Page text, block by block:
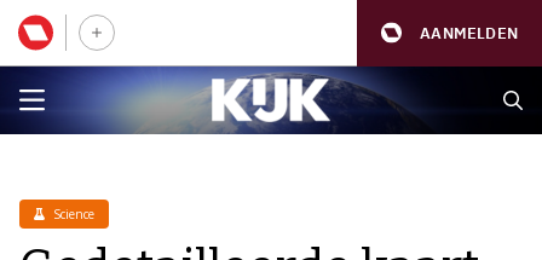
AANMELDEN
Science